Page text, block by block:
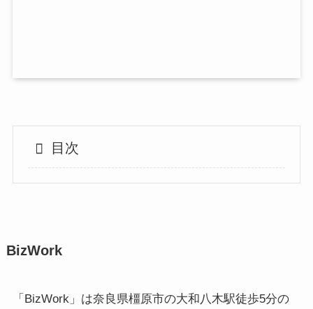
目次
BizWork
「BizWork」は奈良県橿原市の大和八木駅徒歩5分の